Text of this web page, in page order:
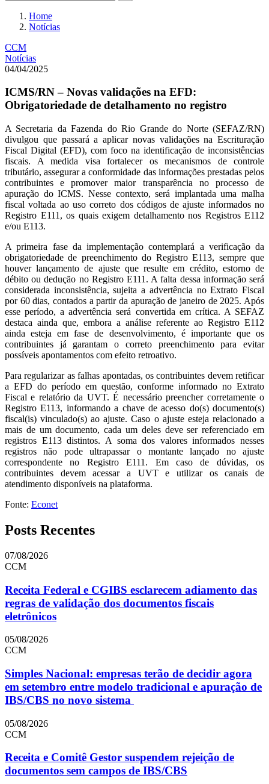
Home
Notícias
CCM
Notícias
04/04/2025
ICMS/RN – Novas validações na EFD:
Obrigatoriedade de detalhamento no registro
A Secretaria da Fazenda do Rio Grande do Norte (SEFAZ/RN)
divulgou que passará a aplicar novas validações na Escrituração
Fiscal Digital (EFD), com foco na identificação de inconsistências
fiscais. A medida visa fortalecer os mecanismos de controle
tributário, assegurar a conformidade das informações prestadas pelos
contribuintes e promover maior transparência no processo de
apuração do ICMS. Nesse contexto, será implantada uma malha
fiscal voltada ao uso correto dos códigos de ajuste informados no
Registro E111, os quais exigem detalhamento nos Registros E112
e/ou E113.
A primeira fase da implementação contemplará a verificação da
obrigatoriedade de preenchimento do Registro E113, sempre que
houver lançamento de ajuste que resulte em crédito, estorno de
débito ou dedução no Registro E111. A falta dessa informação será
considerada inconsistência, sujeita a advertência no Extrato Fiscal
por 60 dias, contados a partir da apuração de janeiro de 2025. Após
esse período, a advertência será convertida em crítica. A SEFAZ
destaca ainda que, embora a análise referente ao Registro E112
ainda esteja em fase de desenvolvimento, é importante que os
contribuintes já garantam o correto preenchimento para evitar
possíveis apontamentos com efeito retroativo.
Para regularizar as falhas apontadas, os contribuintes devem retificar
a EFD do período em questão, conforme informado no Extrato
Fiscal e relatório da UVT. É necessário preencher corretamente o
Registro E113, informando a chave de acesso do(s) documento(s)
fiscal(is) vinculado(s) ao ajuste. Caso o ajuste esteja relacionado a
mais de um documento, cada um deles deve ser referenciado em
registros E113 distintos. A soma dos valores informados nesses
registros não pode ultrapassar o montante lançado no ajuste
correspondente no Registro E111. Em caso de dúvidas, os
contribuintes devem acessar a UVT e utilizar os canais de
atendimento disponíveis na plataforma.
Fonte: Econet
Posts Recentes
07/08/2026
CCM
Receita Federal e CGIBS esclarecem adiamento das
regras de validação dos documentos fiscais
eletrônicos
05/08/2026
CCM
Simples Nacional: empresas terão de decidir agora
em setembro entre modelo tradicional e apuração de
IBS/CBS no novo sistema
05/08/2026
CCM
Receita e Comitê Gestor suspendem rejeição de
documentos sem campos de IBS/CBS